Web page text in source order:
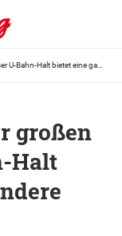
großen
Halt